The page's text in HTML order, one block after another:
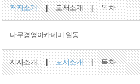
저자소개 | 도서소개 | 목차
나무경영아카데미 일동
저자소개 | 도서소개 | 목차